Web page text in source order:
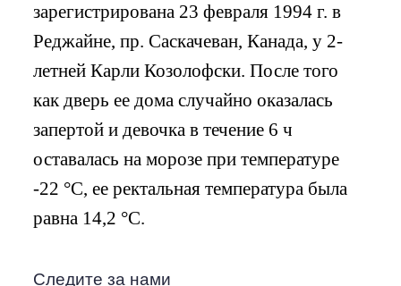
зарегистрирована 23 февраля 1994 г. в
Реджайне, пр. Саскачеван, Канада, у 2-
летней Карли Козолофски. После того
как дверь ее дома случайно оказалась
запертой и девочка в течение 6 ч
оставалась на морозе при температуре
-22 °С, ее ректальная температура была
равна 14,2 °C.
Следите за нами